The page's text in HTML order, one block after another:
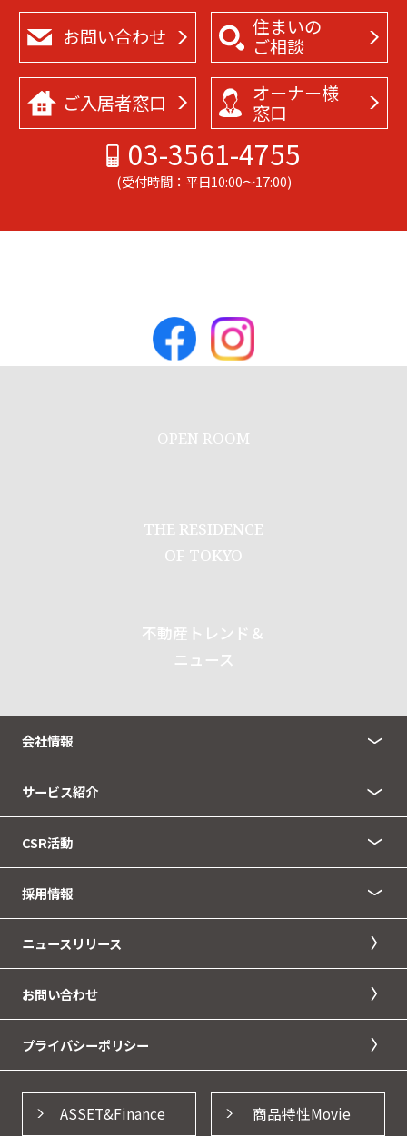
お問い合わせ 住まいの
ご相談
ご入居者窓口 オーナー様
窓口
03-3561-4755
(受付時間：平日10:00～17:00)
OPEN ROOM
THE RESIDENCE
OF TOKYO
不動産トレンド＆
ニュース
会社情報
サービス紹介
CSR活動
採用情報
ニュースリリース
お問い合わせ
プライバシーポリシー
ASSET&Finance 商品特性Movie